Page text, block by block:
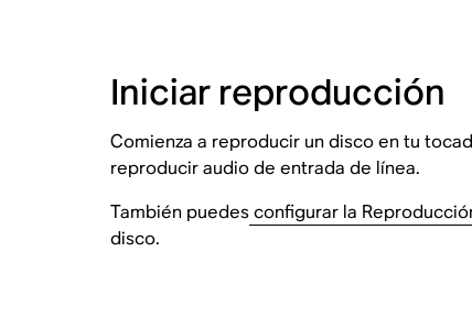
Iniciar reproducción
Comienza a reproducir un disco en tu
reproducir audio de entrada de línea.
También puedesconfigurar la
disco.